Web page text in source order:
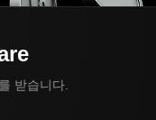
받습니다.